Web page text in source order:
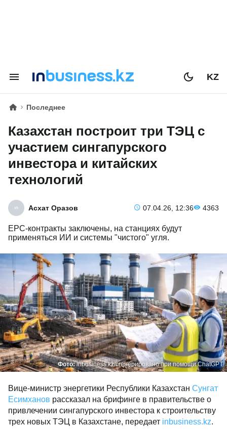
KZ
Последнее
Казахстан построит три ТЭЦ с
участием сингапурского
инвестора и китайских
технологий
Асхат Оразов 07.04.26, 12:36 4363
EPC-контракты заключены, на станциях будут
применяться ИИ и системы "чистого" угля.
Фото:inbusiness.kz/сгенерировано при помощи ChatGPT
Вице-министр энергетики Республики Казахстан Сунгат
Есимханов рассказал на брифинге в правительстве о
привлечении сингапурского инвестора к строительству
трех новых ТЭЦ в Казахстане, передает inbusiness.kz.